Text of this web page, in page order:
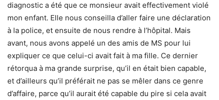
diagnostic a été que ce monsieur avait effectivement violé
mon enfant. Elle nous conseilla d’aller faire une déclaration
à la police, et ensuite de nous rendre à l’hôpital. Mais
avant, nous avons appelé un des amis de MS pour lui
expliquer ce que celui-ci avait fait à ma fille. Ce dernier
rétorqua à ma grande surprise, qu’il en était bien capable,
et d’ailleurs qu’il préférait ne pas se mêler dans ce genre
d’affaire, parce qu’il aurait été capable du pire si cela avait